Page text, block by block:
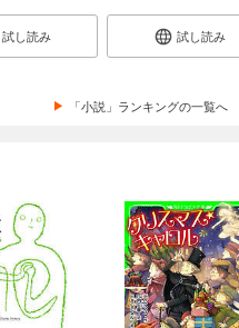
試し読み 試し読み
「小説」ランキングの一覧へ